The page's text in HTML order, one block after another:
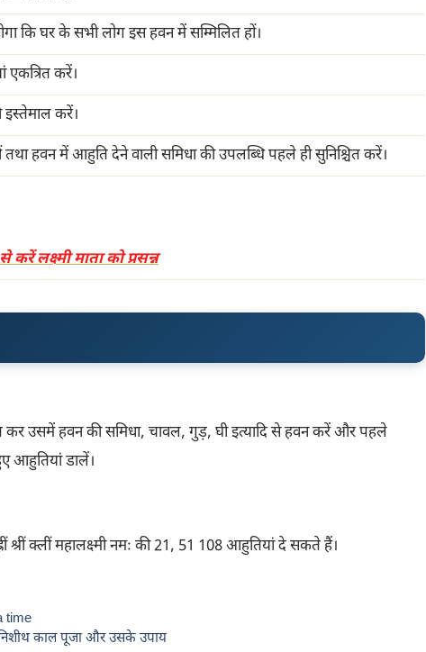
कि घर के सभी लोग इस हवन में सम्मिलित हों।
एकत्रित करें।
इस्तेमाल करें।
हवन में आहुति देने वाली समिधा की उपलब्धि पहले ही सुनिश्चित करें।
लक्ष्मी माता को प्रसन्न
उसमें हवन की समिधा, चावल, गुड़, घी इत्यादि से हवन करें और पहले
आहुतियां डालें।
श्रीं क्लीं महालक्ष्मी नमः की 21, 51 108 आहुतियां दे सकते हैं।
time
निशीथ काल पूजा और उसके उपाय